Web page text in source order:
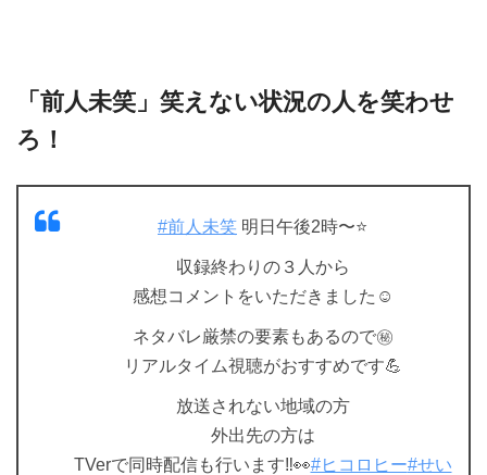
「前人未笑」笑えない状況の人を笑わせ
ろ！
#前人未笑 明日午後2時〜⭐️
収録終わりの３人から
感想コメントをいただきました☺️
ネタバレ厳禁の要素もあるので㊙️
リアルタイム視聴がおすすめです💪
放送されない地域の方
外出先の方は
TVerで同時配信も行います‼️👀#ヒコロヒー#せい